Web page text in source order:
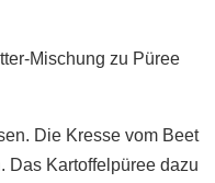
Mischung zu Püree
Die Kresse vom Beet
Das Kartoffelpüree dazu